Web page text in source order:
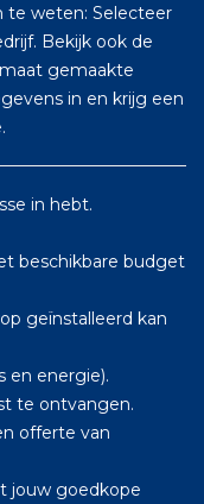
te weten: Selecteer
Bekijk ook de
gemaakte
in en krijg een
in hebt.
beschikbare budget
geïnstalleerd kan
en energie).
te ontvangen.
offerte van
jouw goedkope